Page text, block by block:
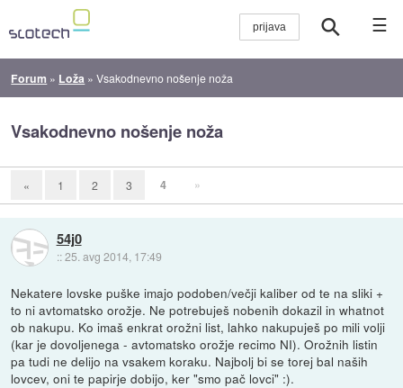
☰
Forum » Loža »Vsakodnevno nošenje noža
Vsakodnevno nošenje noža
« 1 2 3 4 »
54j0
::25. avg 2014, 17:49
Nekatere lovske puške imajo podoben/večji kaliber od te na sliki +
to ni avtomatsko orožje. Ne potrebuješ nobenih dokazil in whatnot
ob nakupu. Ko imaš enkrat orožni list, lahko nakupuješ po mili volji
(kar je dovoljenega - avtomatsko orožje recimo NI). Orožnih listin
pa tudi ne delijo na vsakem koraku. Najbolj bi se torej bal naših
lovcev, oni te papirje dobijo, ker "smo pač lovci" :).